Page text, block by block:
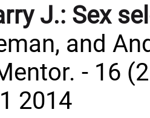
J.: Sex
and
- 16
2014